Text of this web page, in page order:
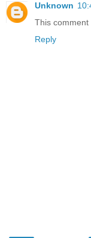
Unknown
This comment
Reply